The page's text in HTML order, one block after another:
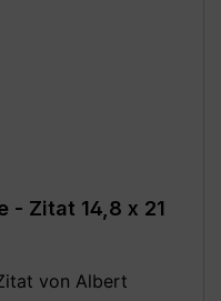
- Zitat 14,8 x 21
von Albert